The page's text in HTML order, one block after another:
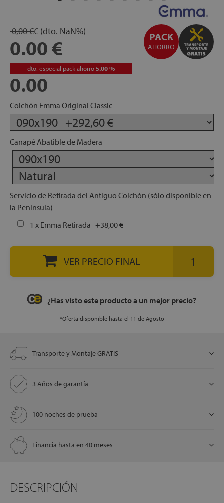
PACK
AHORRO
0,00 €€ (dto. NaN%)
0.00
dto. especial pack ahorro 5.00%
0.00
Colchón Emma Original Classic
Canapé Abatible de Madera
Servicio de Retirada del Antiguo Colchón (sólo disponible en
la Península)
1 x Emma Retirada +38,00 €
VER PRECIO FINAL
¿Has visto este producto a un mejor precio?
*Oferta disponible hasta el 11 de Agosto
Transporte y Montaje GRATIS
3 Años de garantía
100 noches de prueba
Financia hasta en 40 meses
DESCRIPCIÓN